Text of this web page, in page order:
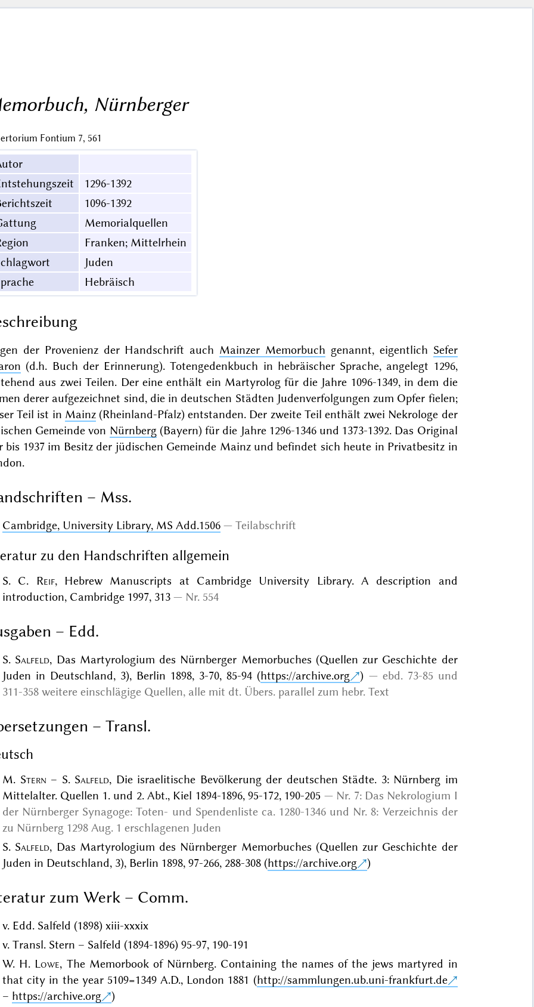
Nürnberger
Fontium 7, 561
1296-1392
1096-1392
Memorialquellen
Franken; Mittelrhein
Juden
Hebräisch
der Provenienz der Handschrift auch Mainzer Memorbuch genannt, eigentlich Sefer
(d.h. Buch der Erinnerung). Totengedenkbuch in hebräischer Sprache, angelegt 1296,
aus zwei Teilen. Der eine enthält ein Martyrolog für die Jahre 1096-1349, in dem die
derer aufgezeichnet sind, die in deutschen Städten Judenverfolgungen zum Opfer fielen;
Teil ist in Mainz(Rheinland-Pfalz) entstanden. Der zweite Teil enthält zwei Nekrologe der
Gemeinde von Nürnberg (Bayern) für die Jahre 1296-1346 und 1373-1392. Das Original
bis 1937 im Besitz der jüdischen Gemeinde Mainz und befindet sich heute in Privatbesitz in
– Mss.
Cambridge, University Library, MS Add.1506 Teilabschrift
zu den Handschriften allgemein
S. C. Reif, Hebrew Manuscripts at Cambridge University Library. A description and
introduction, Cambridge 1997, 313
Nr. 554
– Edd.
S. Salfeld, Das Martyrologium des Nürnberger Memorbuches (Quellen zur Geschichte der
Juden in Deutschland, 3), Berlin 1898, 3-70, 85-94 (https://archive.org )
ebd. 73-85 und
311-358 weitere einschlägige Quellen, alle mit dt. Übers. parallel zum hebr. Text
– Transl.
M. Stern – S. Salfeld, Die israelitische Bevölkerung der deutschen Städte. 3: Nürnberg im
Mittelalter. Quellen 1. und 2. Abt., Kiel 1894-1896, 95-172, 190-205
Nr. 7: Das Nekrologium I
der Nürnberger Synagoge: Toten- und Spendenliste ca. 1280-1346 und Nr. 8: Verzeichnis der
zu Nürnberg 1298 Aug. 1 erschlagenen Juden
S. Salfeld, Das Martyrologium des Nürnberger Memorbuches (Quellen zur Geschichte der
Juden in Deutschland, 3), Berlin 1898, 97-266, 288-308 (https://archive.org )
zum Werk – Comm.
v. Edd. Salfeld (1898) xiii-xxxix
v. Transl. Stern – Salfeld (1894-1896) 95-97, 190-191
W. H. Lowe, The Memorbook of Nürnberg. Containing the names of the jews martyred in
that city in the year 5109=1349 A.D., London 1881 (http://sammlungen.ub.uni-frankfurt.de
– https://archive.org
)